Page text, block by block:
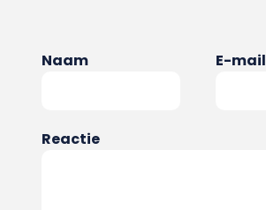
Naam E-mail
Reactie